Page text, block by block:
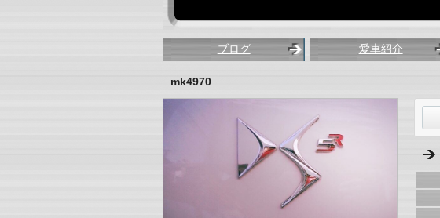
ブログ 愛車紹介
mk4970